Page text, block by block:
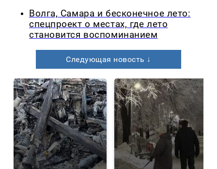
Волга, Самара и бесконечное лето:
спецпроект о местах, где лето
становится воспоминанием
Следующая новость ↓